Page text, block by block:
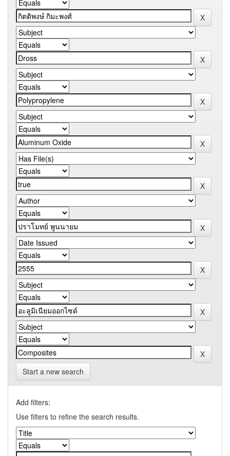
Start a new search
Add filters:
Use filters to refine the search results.